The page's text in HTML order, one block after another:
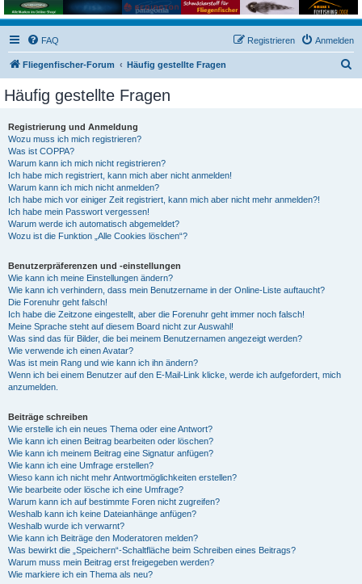
FAQ Anmelden
Registrieren
Fliegenfischer-Forum Häufig gestellte Fragen
Häufig gestellte Fragen
Registrierung und Anmeldung
Wozu muss ich mich registrieren?
Was ist COPPA?
Warum kann ich mich nicht registrieren?
Ich habe mich registriert, kann mich aber nicht anmelden!
Warum kann ich mich nicht anmelden?
Ich habe mich vor einiger Zeit registriert, kann mich aber nicht mehr anmelden?!
Ich habe mein Passwort vergessen!
Warum werde ich automatisch abgemeldet?
Wozu ist die Funktion „Alle Cookies löschen“?
Benutzerpräferenzen und -einstellungen
Wie kann ich meine Einstellungen ändern?
Wie kann ich verhindern, dass mein Benutzername in der Online-Liste auftaucht?
Die Forenuhr geht falsch!
Ich habe die Zeitzone eingestellt, aber die Forenuhr geht immer noch falsch!
Meine Sprache steht auf diesem Board nicht zur Auswahl!
Was sind das für Bilder, die bei meinem Benutzernamen angezeigt werden?
Wie verwende ich einen Avatar?
Was ist mein Rang und wie kann ich ihn ändern?
Wenn ich bei einem Benutzer auf den E-Mail-Link klicke, werde ich aufgefordert, mich
anzumelden.
Beiträge schreiben
Wie erstelle ich ein neues Thema oder eine Antwort?
Wie kann ich einen Beitrag bearbeiten oder löschen?
Wie kann ich meinem Beitrag eine Signatur anfügen?
Wie kann ich eine Umfrage erstellen?
Wieso kann ich nicht mehr Antwortmöglichkeiten erstellen?
Wie bearbeite oder lösche ich eine Umfrage?
Warum kann ich auf bestimmte Foren nicht zugreifen?
Weshalb kann ich keine Dateianhänge anfügen?
Weshalb wurde ich verwarnt?
Wie kann ich Beiträge den Moderatoren melden?
Was bewirkt die „Speichern“-Schaltfläche beim Schreiben eines Beitrags?
Warum muss mein Beitrag erst freigegeben werden?
Wie markiere ich ein Thema als neu?